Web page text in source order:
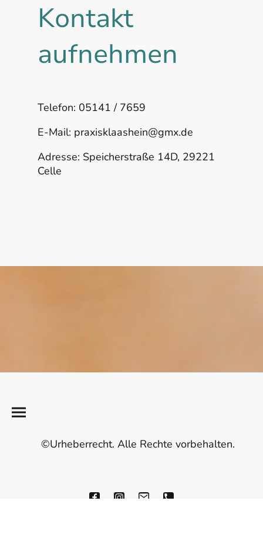
Kontakt
aufnehmen
Telefon: 05141 / 7659
E-Mail: praxisklaashein@gmx.de
Adresse: Speicherstraße 14D, 29221
Celle
©Urheberrecht. Alle Rechte vorbehalten.